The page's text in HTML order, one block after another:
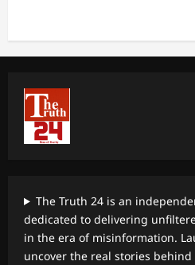
The Truth 24 is an
dedicated to delivering
in the era of misinformation.
uncover the real stories